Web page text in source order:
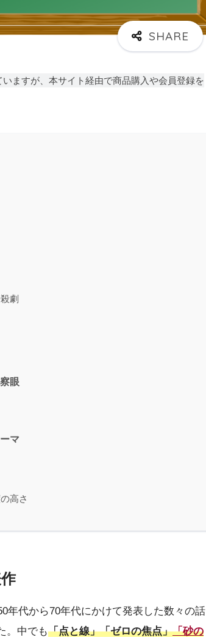
ますが、本サイト経由で商品購入や会員登録を
劇
眼
マ
高さ
年代から70年代にかけて発表した数々の話
。中でも「点と線」「ゼロの焦点」「砂の